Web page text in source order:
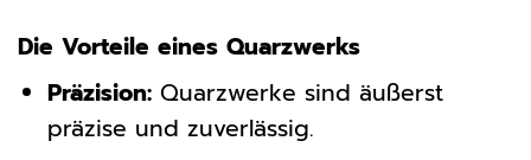
Die Vorteile eines Quarzwerks
Präzision:Quarzwerke sind äußerst
präzise und zuverlässig.